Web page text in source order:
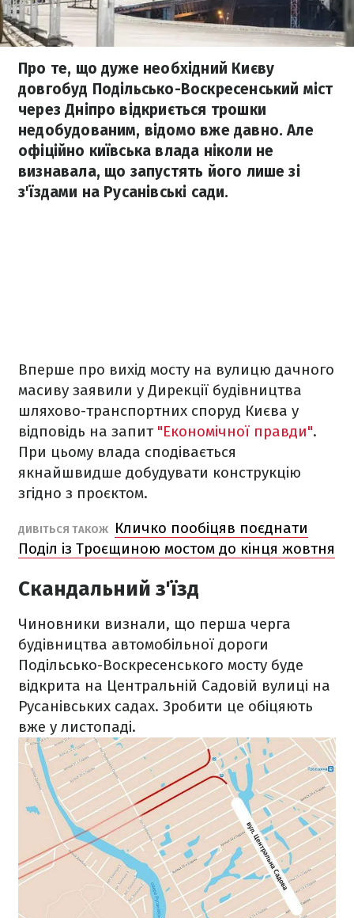
Про те, що дуже необхідний Києву
довгобуд Подільсько-Воскресенський міст
через Дніпро відкриється трошки
недобудованим, відомо вже давно. Але
офіційно київська влада ніколи не
визнавала, що запустять його лише зі
з'їздами на Русанівські сади.
Вперше про вихід мосту на вулицю дачного
масиву заявили у Дирекції будівництва
шляхово-транспортних споруд Києва у
відповідь на запит "Економічної правди".
При цьому влада сподівається
якнайшвидше добудувати конструкцію
згідно з проєктом.
ДИВІТЬСЯ ТАКОЖ
Кличко пообіцяв поєднати
Поділ із Троєщиною мостом до кінця жовтня
Скандальний з'їзд
Чиновники визнали, що перша черга
будівництва автомобільної дороги
Подільсько-Воскресенського мосту буде
відкрита на Центральній Садовій вулиці на
Русанівських садах. Зробити це обіцяють
вже у листопаді.